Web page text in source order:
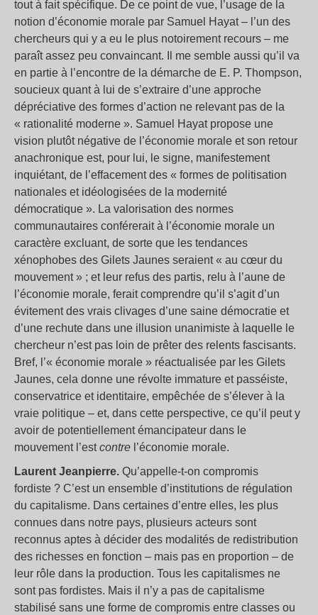
tout à fait spécifique. De ce point de vue, l’usage de la
notion d’économie morale par Samuel Hayat – l’un des
chercheurs qui y a eu le plus notoirement recours – me
paraît assez peu convaincant. Il me semble aussi qu’il va
en partie à l’encontre de la démarche de E. P. Thompson,
soucieux quant à lui de s’extraire d’une approche
dépréciative des formes d’action ne relevant pas de la
« rationalité moderne ». Samuel Hayat propose une
vision plutôt négative de l’économie morale et son retour
anachronique est, pour lui, le signe, manifestement
inquiétant, de l’effacement des « formes de politisation
nationales et idéologisées de la modernité
démocratique ». La valorisation des normes
communautaires conférerait à l’économie morale un
caractère excluant, de sorte que les tendances
xénophobes des Gilets Jaunes seraient « au cœur du
mouvement » ; et leur refus des partis, relu à l’aune de
l’économie morale, ferait comprendre qu’il s’agit d’un
évitement des vrais clivages d’une saine démocratie et
d’une rechute dans une illusion unanimiste à laquelle le
chercheur n’est pas loin de prêter des relents fascisants.
Bref, l’« économie morale » réactualisée par les Gilets
Jaunes, cela donne une révolte immature et passéiste,
conservatrice et identitaire, empêchée de s’élever à la
vraie politique – et, dans cette perspective, ce qu’il peut y
avoir de potentiellement émancipateur dans le
mouvement l’estcontre l’économie morale.
Laurent Jeanpierre. Qu’appelle-t-on compromis
fordiste ? C’est un ensemble d’institutions de régulation
du capitalisme. Dans certaines d’entre elles, les plus
connues dans notre pays, plusieurs acteurs sont
reconnus aptes à décider des modalités de redistribution
des richesses en fonction – mais pas en proportion – de
leur rôle dans la production. Tous les capitalismes ne
sont pas fordistes. Mais il n’y a pas de capitalisme
stabilisé sans une forme de compromis entre classes ou